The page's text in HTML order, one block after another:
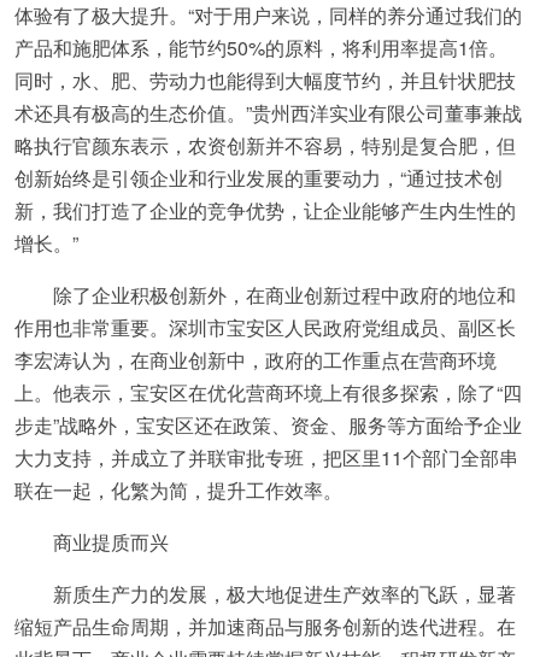
体验有了极大提升。“对于用户来说，同样的养分通过我们的
产品和施肥体系，能节约50%的原料，将利用率提高1倍。
同时，水、肥、劳动力也能得到大幅度节约，并且针状肥技
术还具有极高的生态价值。”贵州西洋实业有限公司董事兼战
略执行官颜东表示，农资创新并不容易，特别是复合肥，但
创新始终是引领企业和行业发展的重要动力，“通过技术创
新，我们打造了企业的竞争优势，让企业能够产生内生性的
增长。”
除了企业积极创新外，在商业创新过程中政府的地位和
作用也非常重要。深圳市宝安区人民政府党组成员、副区长
李宏涛认为，在商业创新中，政府的工作重点在营商环境
上。他表示，宝安区在优化营商环境上有很多探索，除了“四
步走”战略外，宝安区还在政策、资金、服务等方面给予企业
大力支持，并成立了并联审批专班，把区里11个部门全部串
联在一起，化繁为简，提升工作效率。
商业提质而兴
新质生产力的发展，极大地促进生产效率的飞跃，显著
缩短产品生命周期，并加速商品与服务创新的迭代进程。在